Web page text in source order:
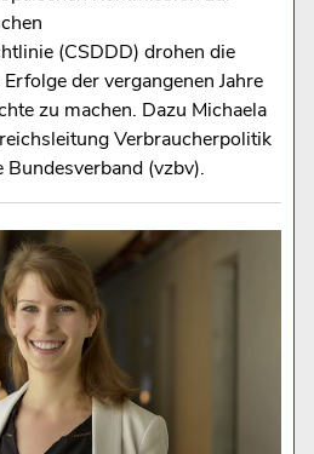
(CSDDD) drohen die
der vergangenen Jahre
zu machen. Dazu Michaela
Verbraucherpolitik
(vzbv).